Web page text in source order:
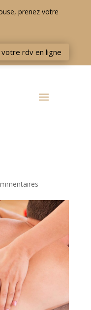
prenez votre
rdv en ligne